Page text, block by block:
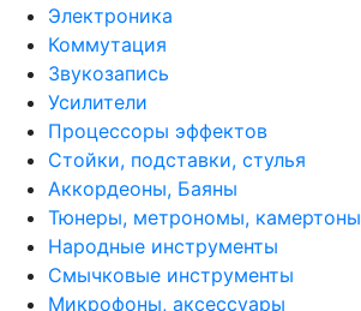
Электроника
Коммутация
Звукозапись
Усилители
Процессоры эффектов
Стойки, подставки, стулья
Аккордеоны, Баяны
Тюнеры, метрономы, камертоны
Народные инструменты
Смычковые инструменты
Микрофоны, аксессуары